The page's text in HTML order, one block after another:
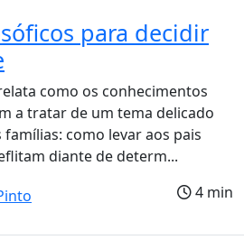
para decidir
como os conhecimentos
a tratar de um tema delicado
como levar aos pais
diante de determ...
4 min